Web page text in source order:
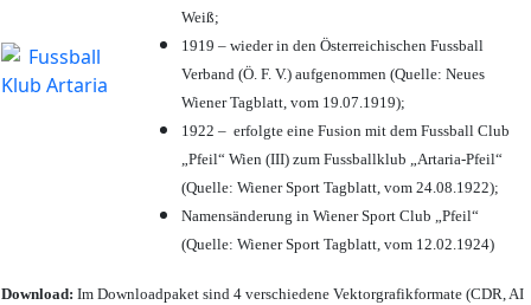
Weiß;
1919 – wieder in den Österreichischen Fussball
Verband (Ö. F. V.) aufgenommen (Quelle: Neues
Wiener Tagblatt, vom 19.07.1919);
1922 – erfolgte eine Fusion mit dem Fussball Club
„Pfeil“ Wien (III) zum Fussballklub „Artaria-Pfeil“
(Quelle: Wiener Sport Tagblatt, vom 24.08.1922);
Namensänderung in Wiener Sport Club „Pfeil“
(Quelle: Wiener Sport Tagblatt, vom 12.02.1924)
Download: Im Downloadpaket sind 4 verschiedene Vektorgrafikformate (CDR, AI